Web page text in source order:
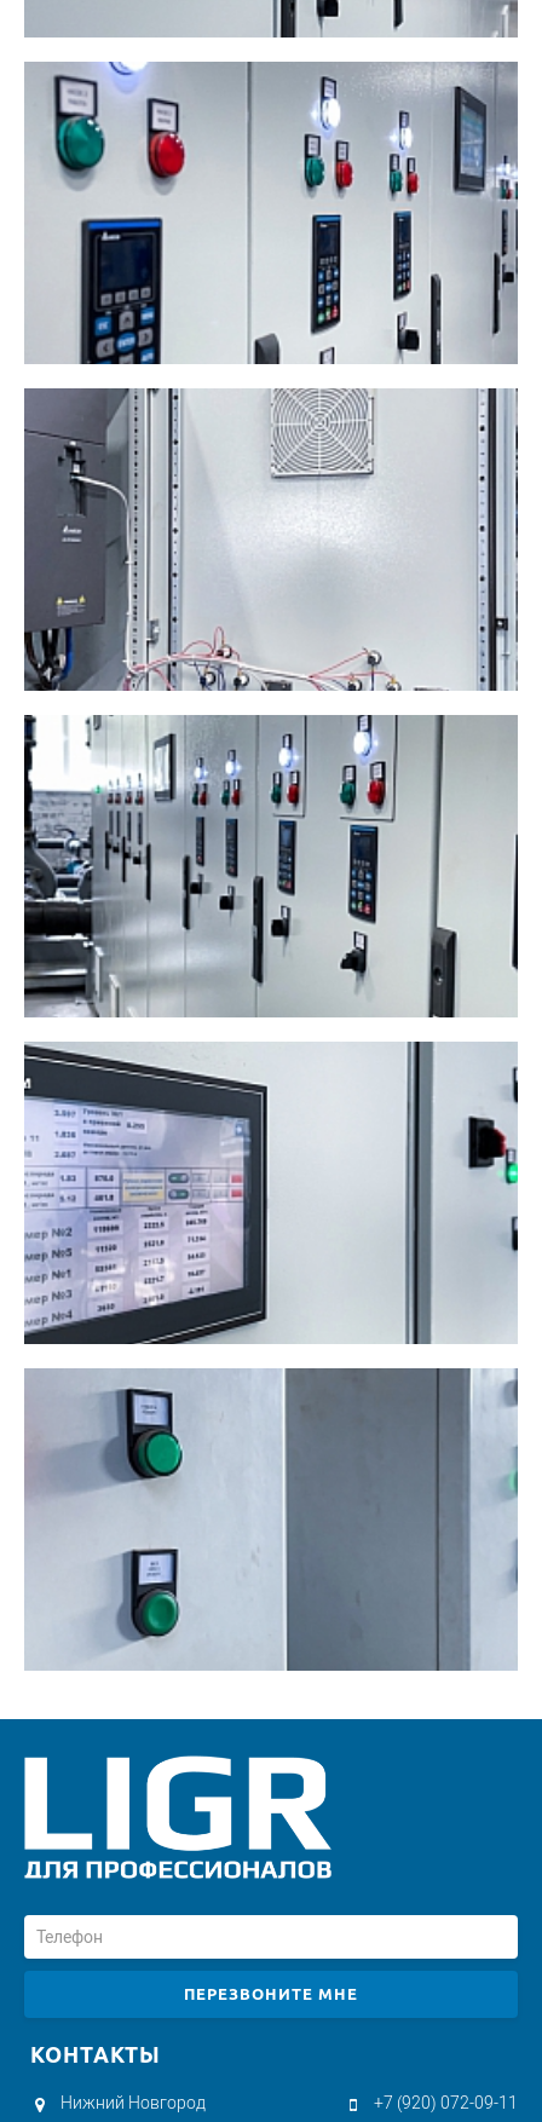
КОНТАКТЫ
Нижний Новгород +7 (920) 072-09-11
ПЕРЕЗВОНИТЕ МНЕ